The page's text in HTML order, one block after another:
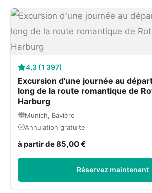
4,3 (1 397)
Excursion d'une journée au
long de la route romantique de
Harburg
Munich, Bavière
Annulation gratuite
à partir de 85,00 €
Réservez maintenant